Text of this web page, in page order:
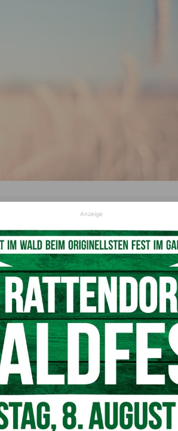
den Mercosur-Staaten, die EU-Verordnung
Lebensmittelkonzernen,
LK-PräsidentSiegfried Huber
Schloss Krastowitz eine rhetorische
Form der bäuerlich-nachhaltigen
nicht gefallen lassen!“, versichert Huber
der Natur”
der Natur” eine Renaturierung aller
Zustandes in den 1950er-Jahren. Dies stößt
, der die Pläne als weltfremd und
und -Kammerräte aller Fraktionen
Anzeige